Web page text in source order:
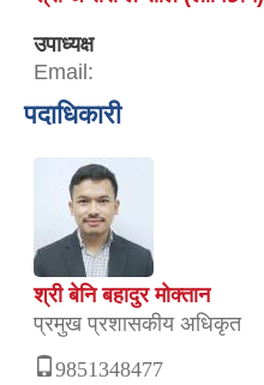
उपाध्यक्ष
Email:
पदाधिकारी
श्री बेनि बहादुर मोक्तान
प्रमुख प्रशासकीय अधिकृत
9851348477